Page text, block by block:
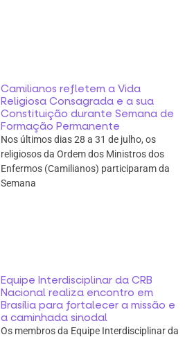
Camilianos refletem a Vida
Religiosa Consagrada e a sua
Constituição durante Semana de
Formação Permanente
Nos últimos dias 28 a 31 de julho, os
religiosos da Ordem dos Ministros dos
Enfermos (Camilianos) participaram da
Semana
Equipe Interdisciplinar da CRB
Nacional realiza encontro em
Brasília para fortalecer a missão e
a caminhada sinodal
Os membros da Equipe Interdisciplinar da